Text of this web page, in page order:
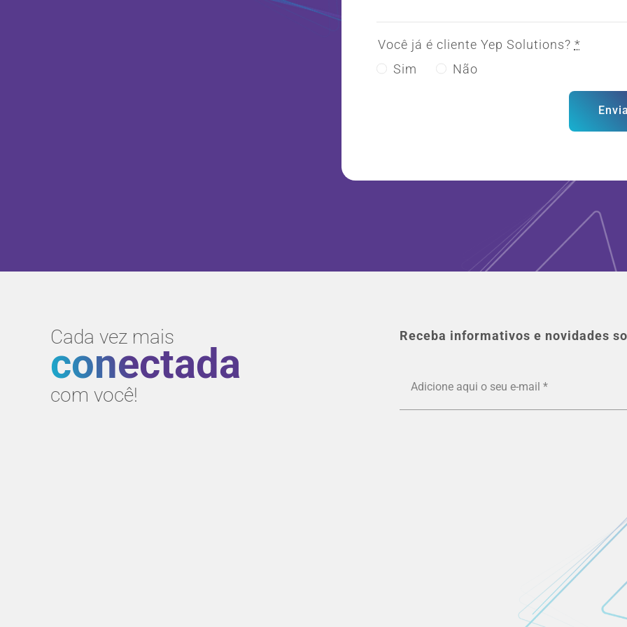
Você já é cliente Yep Solutions? *
Sim
Não
Cada vez mais
conectada
com você!
Receba informativos e novidades